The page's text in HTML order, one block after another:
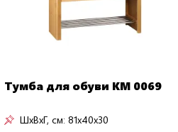
Тумба для обуви КМ 0069
ШxВxГ, см: 81x40x30